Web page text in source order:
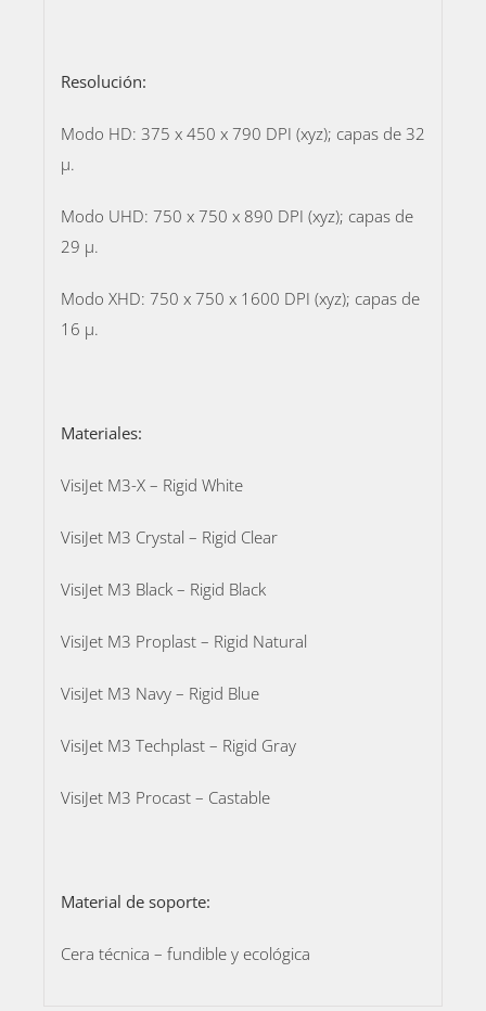
Resolución:
Modo HD: 375 x 450 x 790 DPI (xyz); capas de 32
μ.
Modo UHD: 750 x 750 x 890 DPI (xyz); capas de
29 μ.
Modo XHD: 750 x 750 x 1600 DPI (xyz); capas de
16 μ.
Materiales:
VisiJet M3-X – Rigid White
VisiJet M3 Crystal – Rigid Clear
VisiJet M3 Black – Rigid Black
VisiJet M3 Proplast – Rigid Natural
VisiJet M3 Navy – Rigid Blue
VisiJet M3 Techplast – Rigid Gray
VisiJet M3 Procast – Castable
Material de soporte:
Cera técnica – fundible y ecológica